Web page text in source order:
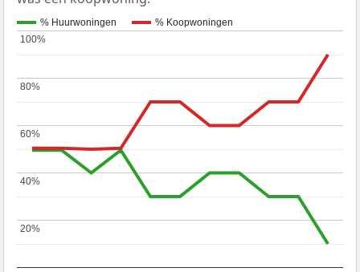
% Huurwoningen % Koopwoningen
20%
20%
40%
40%
60%
60%
80%
80%
100%
100%